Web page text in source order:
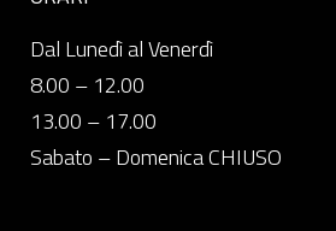
Dal Lunedì al Venerdì
8.00 – 12.00
13.00 – 17.00
Sabato – Domenica CHIUSO